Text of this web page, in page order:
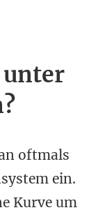
unter
oftmals
ein.
Kurve um